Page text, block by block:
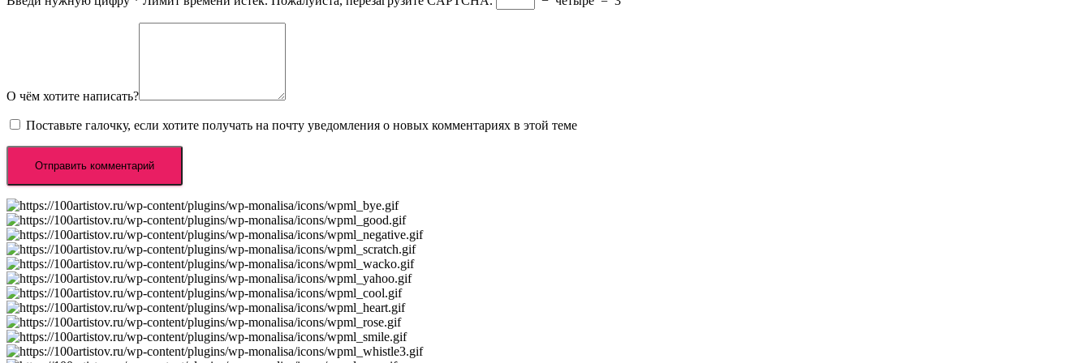
О чём хотите написать?
Поставьте галочку, если хотите получать на почту уведомления о новых комментариях в этой теме